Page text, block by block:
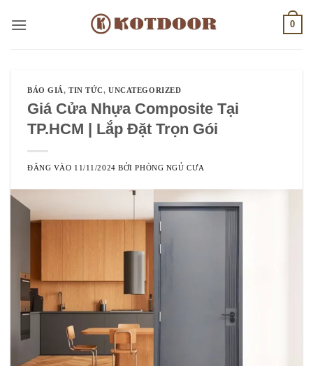
qua
0
BÁO GIÁ,TIN TỨC,UNCATEGORIZED
Giá Cửa Nhựa Composite Tại
TP.HCM | Lắp Đặt Trọn Gói
ĐĂNG VÀO 11/11/2024 BỞIPHÒNG NGỦ CƯA